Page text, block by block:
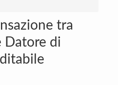
tra
Datore di